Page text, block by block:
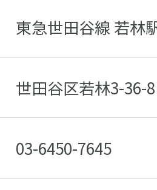
東急世田谷線 若林
世田谷区若林3-36-
03-6450-7645